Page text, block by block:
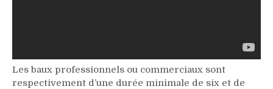
Les baux professionnels ou commerciaux sont
respectivement d’une durée minimale de six et de